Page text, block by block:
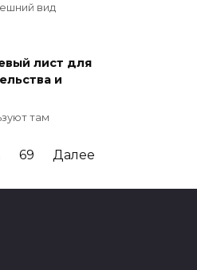
вид
лист для
и
там
69 Далее